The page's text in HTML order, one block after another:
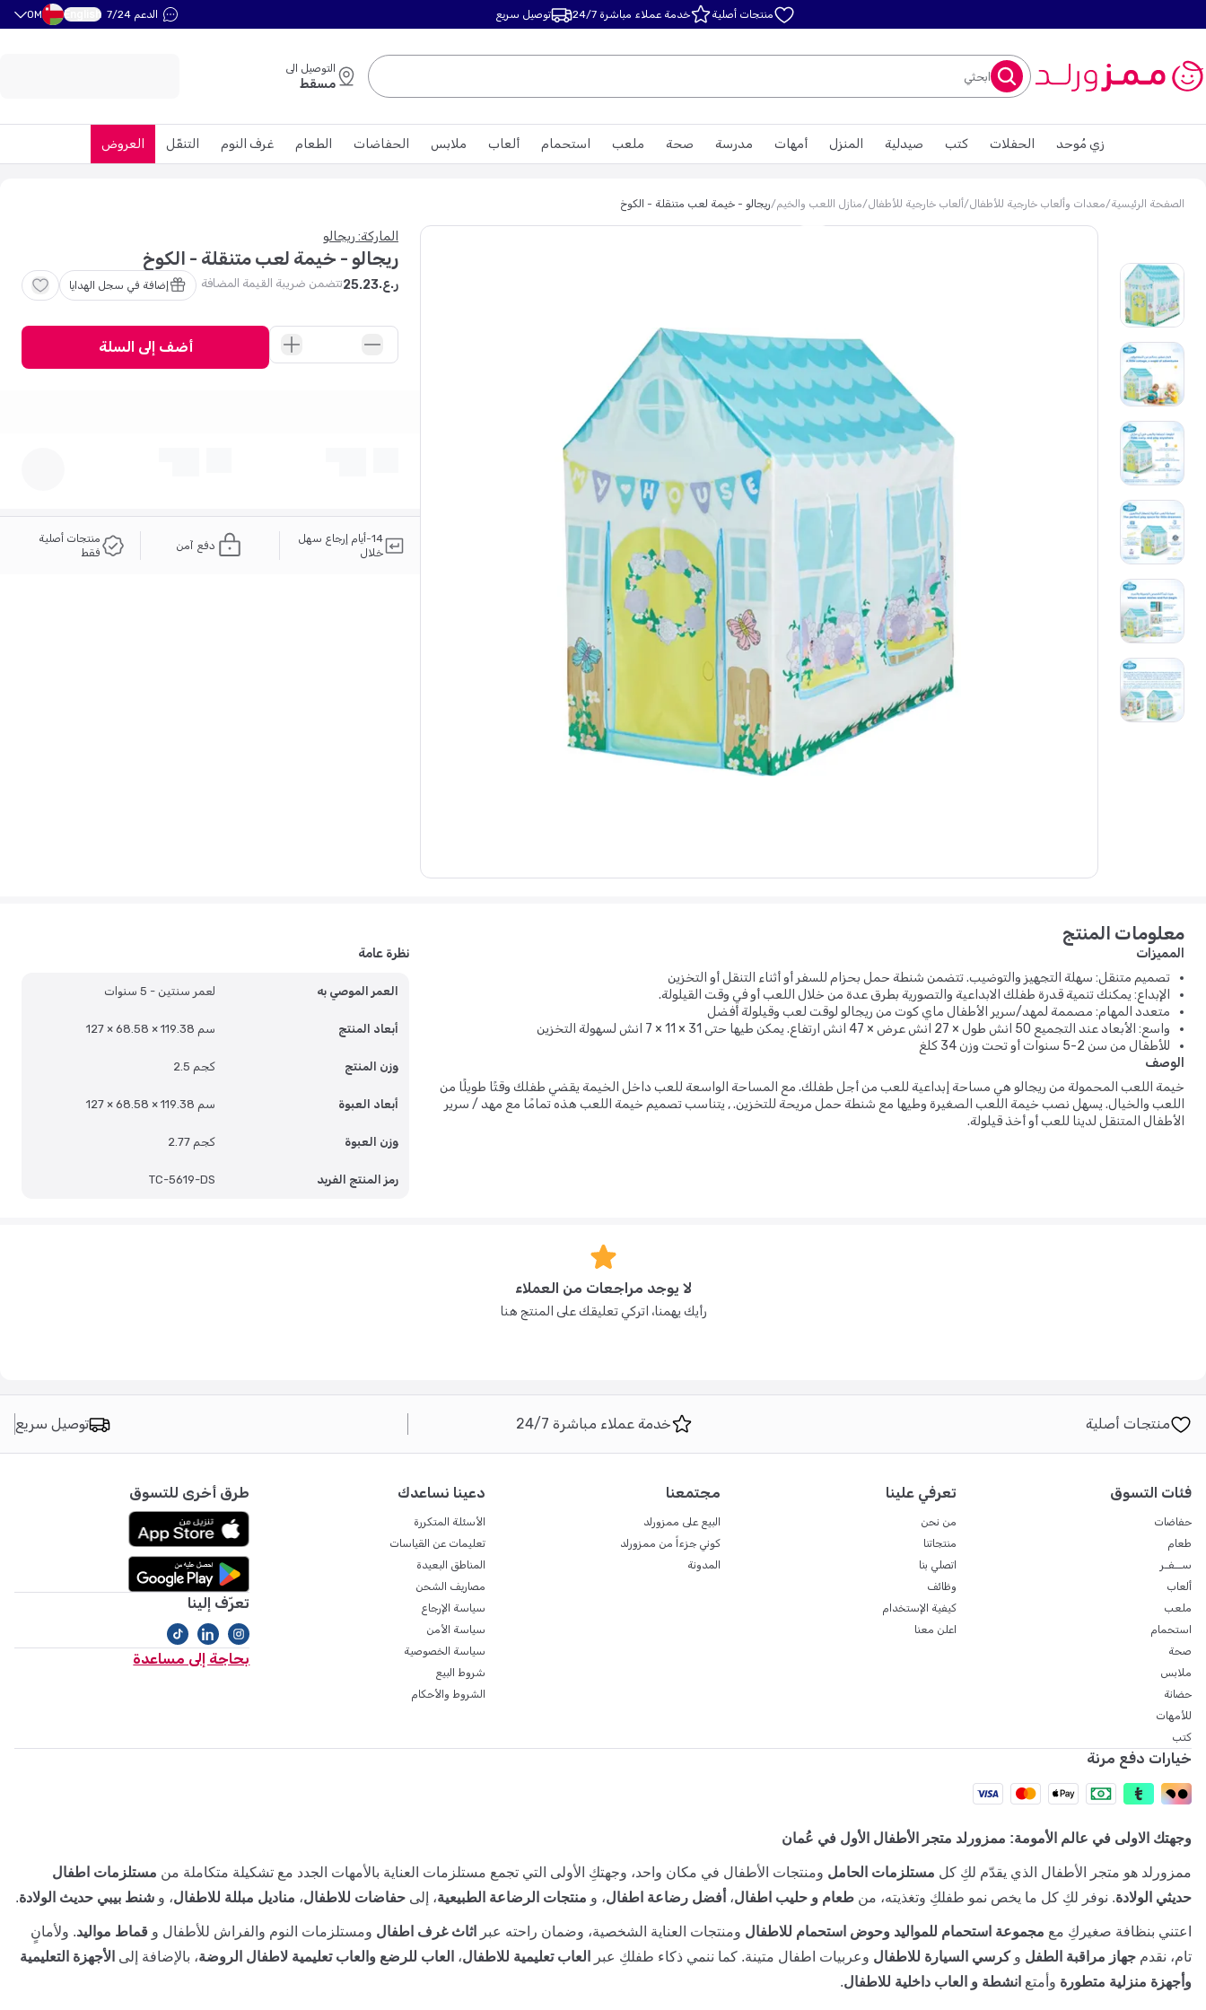
منتجات أصلية خدمة عملاء مباشرة 24/7 توصيل سريع الدعم 7/24 English
OM
ابحثي
التوصيل الى
مسقط
العروض التنقّل غرف النوم الطعام الحفاضات ملابس ألعاب استحمام ملعب صحة مدرسة أمهات المنزل صيدلية كتب الحفلات زي مُوحد
الصفحة الرئيسية/معدات وألعاب خارجية للأطفال/ألعاب خارجية للأطفال/منازل اللعب والخيم/ريجالو - خيمة لعب متنقلة - الكوخ
الماركة: ريجالو
ريجالو - خيمة لعب متنقلة - الكوخ
ر.ع. 25.23 تتضمن ضريبة القيمة المضافة إضافة في سجل الهدايا
أضف إلى السلة
14-أيام إرجاع سهل
خلال
دفع آمن
منتجات أصلية
فقط
معلومات المنتج
المميزات
تصميم متنقل: سهلة التجهيز والتوضيب. تتضمن شنطة حمل بحزام للسفر أو أثناء التنقل أو التخزين
الإبداع: يمكنك تنمية قدرة طفلك الابداعية والتصورية بطرق عدة من خلال اللعب أو في وقت القيلولة.
متعدد المهام: مصممة لمهد/سرير الأطفال ماي كوت من ريجالو لوقت لعب وقيلولة أفضل
واسع: الأبعاد عند التجميع 50 انش طول × 27 انش عرض × 47 انش ارتفاع. يمكن طيها حتى 31 × 11 × 7 انش لسهولة التخزين
للأطفال من سن 2-5 سنوات أو تحت وزن 34 كلغ
الوصف
خيمة اللعب المحمولة من ريجالو هي مساحة إبداعية للعب من أجل طفلك. مع المساحة الواسعة للعب داخل الخيمة يقضي طفلك وقتًا طويلًا من
اللعب والخيال. يسهل نصب خيمة اللعب الصغيرة وطيها مع شنطة حمل مريحة للتخزين. , يتناسب تصميم خيمة اللعب هذه تمامًا مع مهد / سرير
الأطفال المتنقل لدينا للعب أو أخذ قيلولة.
نظرة عامة
العمر الموصي به لعمر سنتين - 5 سنوات
أبعاد المنتج 127 × 68.58 × 119.38 سم
وزن المنتج 2.5 كجم
أبعاد العبوة 127 × 68.58 × 119.38 سم
وزن العبوة 2.77 كجم
رمز المنتج الفريد TC-5619-DS
لا يوجد مراجعات من العملاء
رأيك يهمنا، اتركي تعليقك على المنتج هنا
منتجات أصلية خدمة عملاء مباشرة 24/7 توصيل سريع
فئات التسوق
حفاضات
طعام
ســفـر
ألعاب
ملعب
استحمام
صحة
ملابس
حضانة
للأمهات
كتب
تعرفي علينا
من نحن
منتجاتنا
اتصلي بنا
وظائف
كيفية الإستخدام
اعلن معنا
مجتمعنا
البيع على ممزورلد
كوني جزءاً من ممزورلد
المدونة
دعينا نساعدك
الأسئلة المتكررة
تعليمات عن القياسات
المناطق البعيدة
مصاريف الشحن
سياسة الإرجاع
سياسة الأمن
سياسة الخصوصية
شروط البيع
الشروط والأحكام
طرق أخرى للتسوق
تعرّف إلينا
بحاجة إلى مساعدة
خيارات دفع مرنة
وجهتك الاولى في عالم الأمومة: ممزورلد متجر الأطفال الأول في عُمان
ممزورلد هو متجر الأطفال الذي يقدّم لكِ كل مستلزمات الحامل ومنتجات الأطفال في مكان واحد، وجهتكِ الأولى التي تجمع مستلزمات العناية بالأمهات الجدد مع تشكيلة متكاملة من مستلزمات اطفال
حديثي الولادة. نوفر لكِ كل ما يخص نمو طفلكِ وتغذيته، من طعام و حليب اطفال، أفضل رضاعة اطفال، و منتجات الرضاعة الطبيعية، إلى حفاضات للاطفال، مناديل مبللة للاطفال، و شنط بيبي حديث الولادة.
اعتني بنظافة صغيركِ مع مجموعة استحمام للمواليد وحوض استحمام للاطفال ومنتجات العناية الشخصية، وضمان راحته عبر اثاث غرف اطفال ومستلزمات النوم والفراش للأطفال و قماط مواليد. ولأمانٍ
تام، نقدم جهاز مراقبة الطفل وكرسي السيارة للاطفال وعربيات اطفال متينة. كما ننمي ذكاء طفلكِ عبر العاب تعليمية للاطفال، العاب للرضع والعاب تعليمية لاطفال الروضة، بالإضافة إلى الأجهزة التعليمية
وأجهزة منزلية متطورة وأمتع انشطة و العاب داخلية للاطفال.